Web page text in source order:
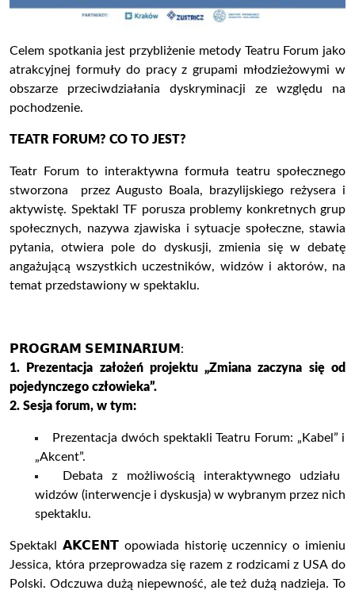
Celem spotkania jest przybliżenie metody Teatru Forum jako
atrakcyjnej formuły do pracy z grupami młodzieżowymi w
obszarze przeciwdziałania dyskryminacji ze względu na
pochodzenie.
TEATR FORUM? CO TO JEST?
Teatr Forum to interaktywna formuła teatru społecznego
stworzona przez Augusto Boala, brazylijskiego reżysera i
aktywistę. Spektakl TF porusza problemy konkretnych grup
społecznych, nazywa zjawiska i sytuacje społeczne, stawia
pytania, otwiera pole do dyskusji, zmienia się w debatę
angażującą wszystkich uczestników, widzów i aktorów, na
temat przedstawiony w spektaklu.
𝗣𝗥𝗢𝗚𝗥𝗔𝗠 𝗦𝗘𝗠𝗜𝗡𝗔𝗥𝗜𝗨𝗠:
1. Prezentacja założeń projektu „Zmiana zaczyna się od
pojedynczego człowieka”.
2. Sesja forum, w tym:
Prezentacja dwóch spektakli Teatru Forum: „Kabel” i
„Akcent”.
Debata z możliwością interaktywnego udziału
widzów (interwencje i dyskusja) w wybranym przez nich
spektaklu.
Spektakl 𝗔𝗞𝗖𝗘𝗡𝗧 opowiada historię uczennicy o imieniu
Jessica, która przeprowadza się razem z rodzicami z USA do
Polski. Odczuwa dużą niepewność, ale też dużą nadzieja. To